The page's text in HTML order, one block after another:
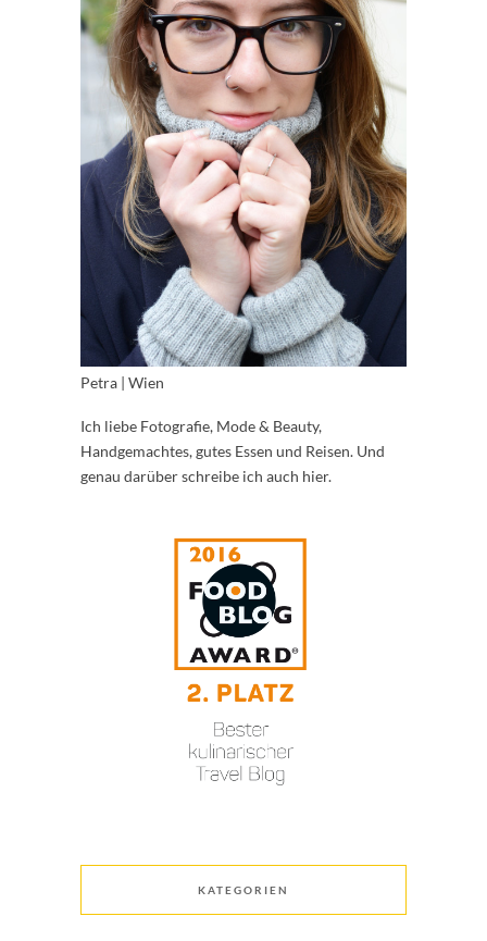
Petra | Wien
Ich liebe Fotografie, Mode & Beauty,
Handgemachtes, gutes Essen und Reisen. Und
genau darüber schreibe ich auch hier.
KATEGORIEN